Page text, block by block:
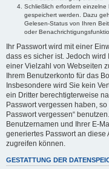
Schließlich erfordern
gespeichert werden. Dazu
Gelesen-Status von Ihren
oder
Ihr Passwort wird mit einer
dass es sicher ist. Jedoch
einer Vielzahl von Webseiten
Ihrem Benutzerkonto für das
Insbesondere wird Sie kein
ein Dritter berechtigterweise
Passwort vergessen haben,
Passwort vergessen“
Benutzernamen und Ihrer E-
generiertes Passwort an diese
zugreifen können.
GESTATTUNG DER